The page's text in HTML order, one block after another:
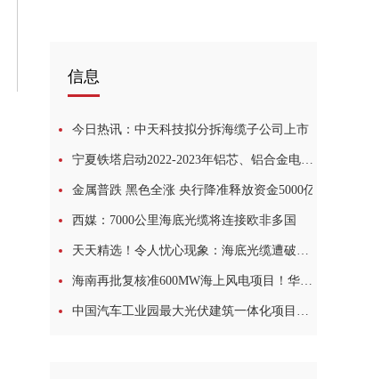
信息
今日热讯：中天科技拟分拆海缆子公司上市
宁夏铁塔启动2022-2023年铝芯、铝合金电力电缆采购项目
金属普跌 黑色全涨 央行降准释放资金5000亿
西媒：7000公里海底光缆将连接欧非多国
天天精选！令人忧心现象：海底光缆遭破坏，管道被毁，公共设施遭遇安全困境
海南再批复核准600MW海上风电项目！华能集团首个
中国汽车工业园最大光伏建筑一体化项目并网